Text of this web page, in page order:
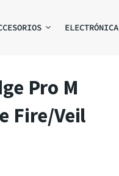
ELECTRÓNICA
Pro M
Fire/Veil